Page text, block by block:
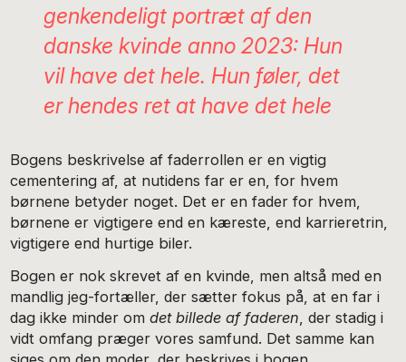
genkendeligt portræt af den
danske kvinde anno 2023: Hun
vil have det hele. Hun føler, det
er hendes ret at have det hele
Bogens beskrivelse af faderrollen er en vigtig
cementering af, at nutidens far er en, for hvem
børnene betyder noget. Det er en fader for hvem,
børnene er vigtigere end en kæreste, end karrieretrin,
vigtigere end hurtige biler.
Bogen er nok skrevet af en kvinde, men altså med en
mandlig jeg-fortæller, der sætter fokus på, at en far i
dag ikke minder omdet billede af faderen, der stadig i
vidt omfang præger vores samfund. Det samme kan